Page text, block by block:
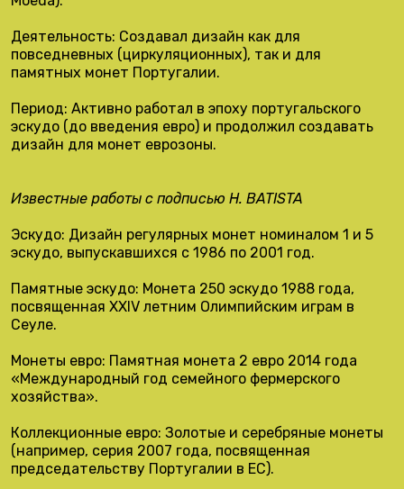
Деятельность: Создавал дизайн как для
повседневных (циркуляционных), так и для
памятных монет Португалии.
Период: Активно работал в эпоху португальского
эскудо (до введения евро) и продолжил создавать
дизайн для монет еврозоны.
Известные работы с подписью H. BATISTA
Эскудо: Дизайн регулярных монет номиналом 1 и 5
эскудо, выпускавшихся с 1986 по 2001 год.
Памятные эскудо: Монета 250 эскудо 1988 года,
посвященная XXIV летним Олимпийским играм в
Сеуле.
Монеты евро: Памятная монета 2 евро 2014 года
«Международный год семейного фермерского
хозяйства».
Коллекционные евро: Золотые и серебряные монеты
(например, серия 2007 года, посвященная
председательству Португалии в ЕС).